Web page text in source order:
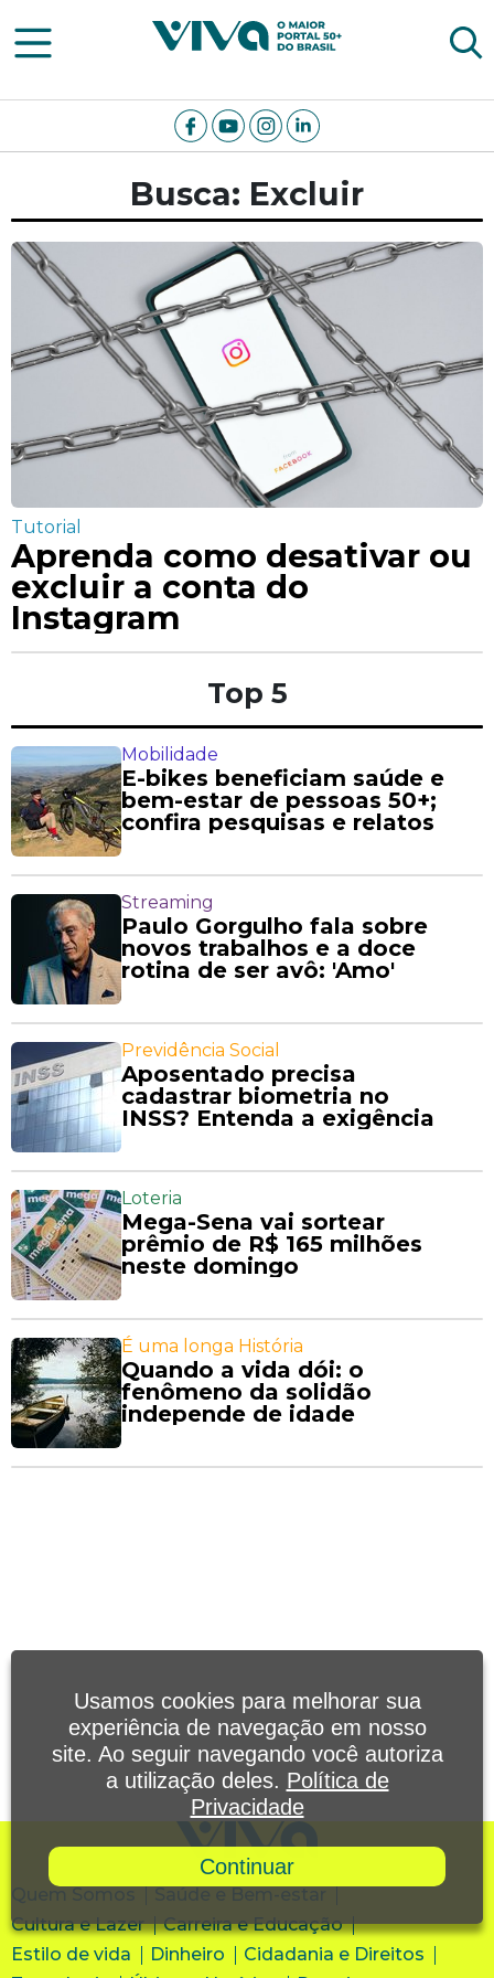
Viva Notícias
Busca: Excluir
Tutorial
Aprenda como desativar ou
excluir a conta do
Instagram
Top 5
Mobilidade
E-bikes beneficiam saúde e
bem-estar de pessoas 50+;
confira pesquisas e relatos
Streaming
Paulo Gorgulho fala sobre
novos trabalhos e a doce
rotina de ser avô: 'Amo'
Previdência Social
Aposentado precisa
cadastrar biometria no
INSS? Entenda a exigência
Loteria
Mega-Sena vai sortear
prêmio de R$ 165 milhões
neste domingo
É uma longa História
Quando a vida dói: o
fenômeno da solidão
independe de idade
Quem Somos
Saúde e Bem-estar
Cultura e Lazer
Carreira e Educação
Estilo de vida
Dinheiro
Cidadania e Direitos
Usamos cookies para melhorar sua
experiência de navegação em nosso
site. Ao seguir navegando você autoriza
a utilização deles. Política de
Privacidade
Continuar